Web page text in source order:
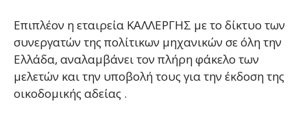
Επιπλέον η εταιρεία ΚΑΛΛΕΡΓΗΣ με το δίκτυο των
συνεργατών της πολίτικων μηχανικών σε όλη την
Ελλάδα, αναλαμβάνει τον πλήρη φάκελο των
μελετών και την υποβολή τους για την έκδοση της
οικοδομικής αδείας .